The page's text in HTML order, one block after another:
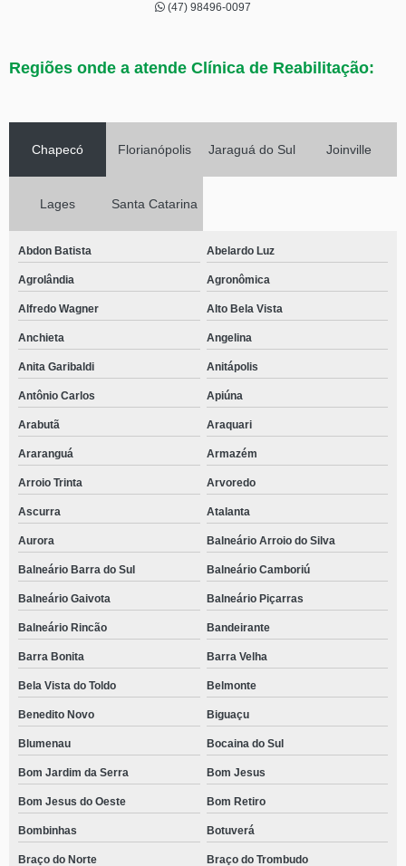
(47) 98496-0097
Regiões onde a atende Clínica de Reabilitação:
Chapecó Florianópolis Jaraguá do Sul Joinville
Lages Santa Catarina
Abdon Batista Abelardo Luz
Agrolândia Agronômica
Alfredo Wagner Alto Bela Vista
Anchieta Angelina
Anita Garibaldi Anitápolis
Antônio Carlos Apiúna
Arabutã Araquari
Araranguá Armazém
Arroio Trinta Arvoredo
Ascurra Atalanta
Aurora Balneário Arroio do Silva
Balneário Barra do Sul Balneário Camboriú
Balneário Gaivota Balneário Piçarras
Balneário Rincão Bandeirante
Barra Bonita Barra Velha
Bela Vista do Toldo Belmonte
Benedito Novo Biguaçu
Blumenau Bocaina do Sul
Bom Jardim da Serra Bom Jesus
Bom Jesus do Oeste Bom Retiro
Bombinhas Botuverá
Braço do Norte Braço do Trombudo